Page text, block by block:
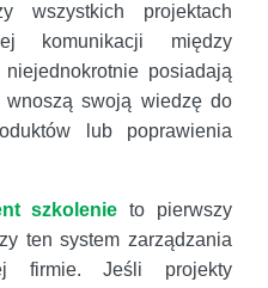
wszystkich projektach
komunikacji między
niejednokrotnie posiadają
swoją wiedzę do
lub poprawienia
szkolenie to pierwszy
ten system zarządzania
firmie. Jeśli projekty